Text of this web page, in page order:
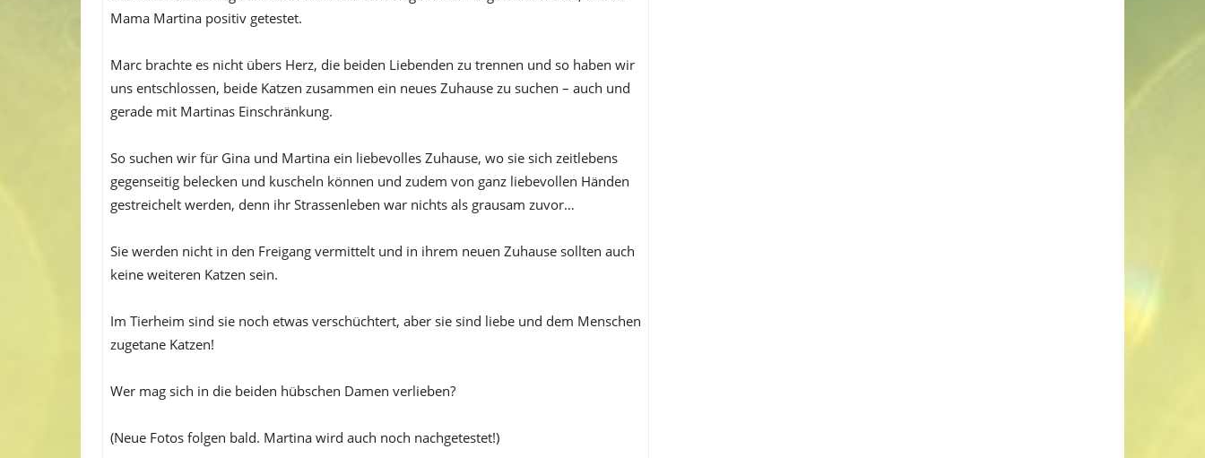
Mama Martina positiv getestet.
Marc brachte es nicht übers Herz, die beiden Liebenden zu trennen und so haben wir
uns entschlossen, beide Katzen zusammen ein neues Zuhause zu suchen – auch und
gerade mit Martinas Einschränkung.
So suchen wir für Gina und Martina ein liebevolles Zuhause, wo sie sich zeitlebens
gegenseitig belecken und kuscheln können und zudem von ganz liebevollen Händen
gestreichelt werden, denn ihr Strassenleben war nichts als grausam zuvor…
Sie werden nicht in den Freigang vermittelt und in ihrem neuen Zuhause sollten auch
keine weiteren Katzen sein.
Im Tierheim sind sie noch etwas verschüchtert, aber sie sind liebe und dem Menschen
zugetane Katzen!
Wer mag sich in die beiden hübschen Damen verlieben?
(Neue Fotos folgen bald. Martina wird auch noch nachgetestet!)